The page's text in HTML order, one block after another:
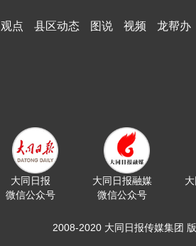
观点 县区动态 图说 视频 龙帮办
大同日报
微信公众号
大同日报融媒
微信公众号
2008-2020 大同日报传媒集团